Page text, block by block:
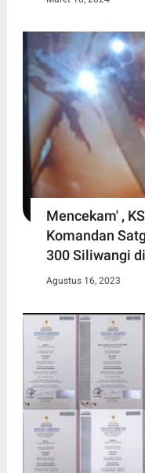
Mencekam' ,
Komandan
300 Siliwangi
Agustus 16, 2023